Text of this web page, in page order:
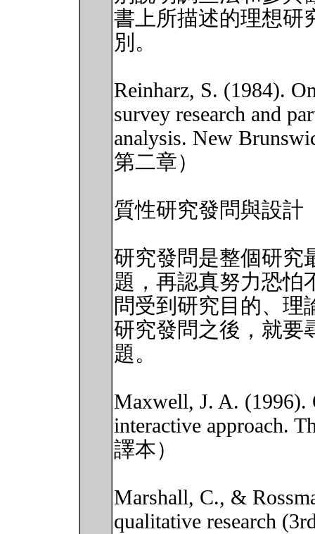
書上所描述的理想研
別。
Reinharz, S. (1984).
survey research and
analysis. New
第二章）
質性研究發問與設計
研究發問是整個研究
題，再認真努力恐怕
問受到研究目的、理
研究發問之後，就要
題。
Maxwell, J. A. (1996).
interactive approach.
譯本）
Marshall, C., &
qualitative research